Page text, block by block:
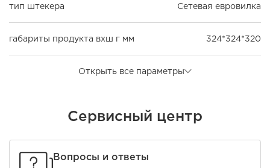
тип штекера Сетевая евровилка
габариты продукта вхш г мм 324*324*320
Открыть все параметры
Сервисный центр
Вопросы и ответы